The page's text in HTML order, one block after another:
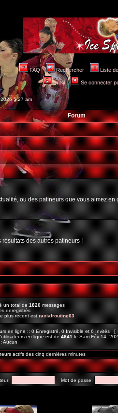
FAQ Rechercher Liste
Profil Se connecter
5:27 am
Forum
ou des patineurs que vous aimez
résultats des autres patineurs !
un total de1820messages
enregistrés
plus récent estracialroutine63
en ligne :: 0 Enregistré, 0 Invisible et 6 Invités [
en ligne est de4641le Sam Fév 14,
Aucun
actifs des cinq dernières minutes
Mot de passe: